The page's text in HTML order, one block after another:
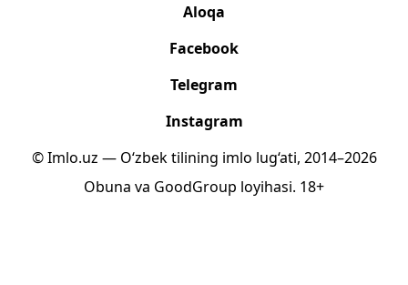
Aloqa
Facebook
Telegram
Instagram
© Imlo.uz — O‘zbek tilining imlo lug‘ati, 2014–2026
Obuna va GoodGroup loyihasi. 18+